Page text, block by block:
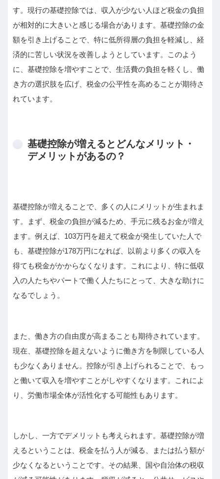
す。現行の基礎控除では、収入が少ない人ほど税金の負担
が相対的に大きいと感じる場合があります。基礎控除の金
額を引き上げることで、特に低所得層の負担を軽減し、経
済的に苦しい状況を改善しようとしています。このよう
に、基礎控除を増やすことで、生活費の負担を軽くし、働
き方の選択肢を広げ、税金の公平性を高めることが期待さ
れています。
基礎控除が増えるとどんなメリット・
デメリットがあるの？
基礎控除が増えることで、多くの人にメリットが生まれま
す。まず、税金の負担が減るため、手元に残るお金が増え
ます。例えば、103万円を超えて税金が発生していた人で
も、基礎控除が178万円になれば、以前より多くの収入を
得ても税金がかからなくなります。これにより、特に低収
入の人たちやパートで働く人たちにとって、大きな助けに
なるでしょう。
また、働き方の自由度が高まることも期待されています。
現在、基礎控除を超えないように働き方を制限している人
も少なくありません。控除が引き上げられることで、もっ
と働いて収入を増やすことがしやすくなります。これによ
り、労働市場全体が活性化する可能性もあります。
しかし、一方でデメリットも考えられます。基礎控除が増
えるということは、税金を払う人が減る、または払う額が
少なくなるということです。その結果、国や自治体の税収